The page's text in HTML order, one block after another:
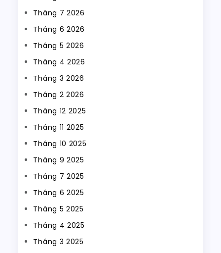
Tháng 7 2026
Tháng 6 2026
Tháng 5 2026
Tháng 4 2026
Tháng 3 2026
Tháng 2 2026
Tháng 12 2025
Tháng 11 2025
Tháng 10 2025
Tháng 9 2025
Tháng 7 2025
Tháng 6 2025
Tháng 5 2025
Tháng 4 2025
Tháng 3 2025